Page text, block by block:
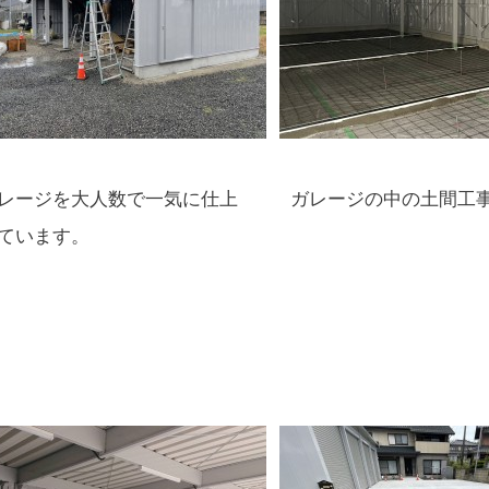
ージを大人数で一気に仕上
います。
ガレージの中の土間工